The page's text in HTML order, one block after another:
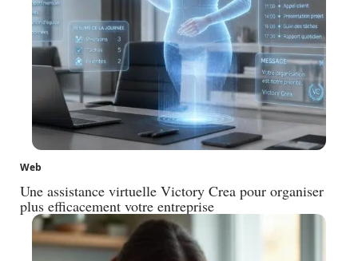
Web
Une assistance virtuelle Victory Crea pour organiser
plus efficacement votre entreprise